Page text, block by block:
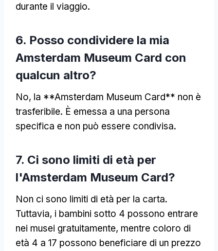
durante il viaggio.
6. Posso condividere la mia
Amsterdam Museum Card con
qualcun altro?
No, la **Amsterdam Museum Card** non è
trasferibile. È emessa a una persona
specifica e non può essere condivisa.
7. Ci sono limiti di età per
l'Amsterdam Museum Card?
Non ci sono limiti di età per la carta.
Tuttavia, i bambini sotto 4 possono entrare
nei musei gratuitamente, mentre coloro di
età 4 a 17 possono beneficiare di un prezzo